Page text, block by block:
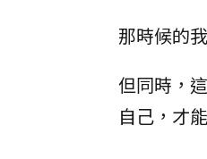
那時候的
但同時，
自己，才